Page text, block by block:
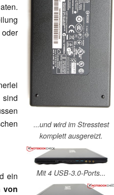
ein
von
...und wird im Stresstest
komplett ausgereizt.
Mit 4 USB-3.0-Ports...